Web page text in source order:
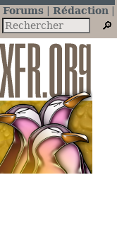
Forums
Rédaction